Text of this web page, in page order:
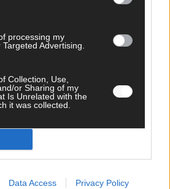
processing my
Advertising.
Collection, Use,
or Sharing of my
Is Unrelated with the
it was collected.
Data Access Privacy Policy
Westernbrauerei – der
vieles neu